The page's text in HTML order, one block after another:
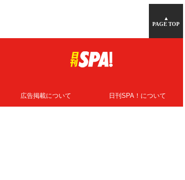
▲
PAGE TOP
広告掲載について 日刊SPA！について